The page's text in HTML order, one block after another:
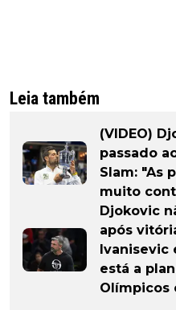
Leia também
(VIDEO)
passado
Slam: "As
muito
Djokovic
após
Ivanisevic
está a
Olímpicos